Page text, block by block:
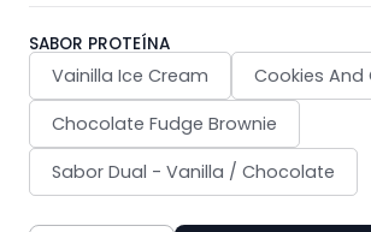
SABOR PROTEÍNA
Vainilla Ice Cream
Cookies And
Chocolate Fudge Brownie
Sabor Dual - Vanilla / Chocolate